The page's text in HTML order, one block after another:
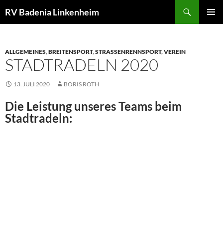
Inhalt
RV Badenia Linkenheim
ALLGEMEINES,BREITENSPORT,STRASSENRENNSPORT ,VEREIN
STADTRADELN 2020
13. JULI 2020 BORIS ROTH
Die Leistung unseres Teams beim
Stadtradeln: